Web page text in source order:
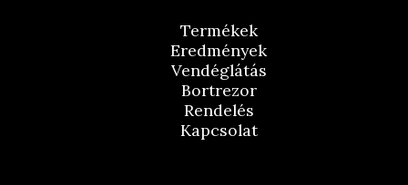
Termékek
Eredmények
Vendéglátás
Bortrezor
Rendelés
Kapcsolat